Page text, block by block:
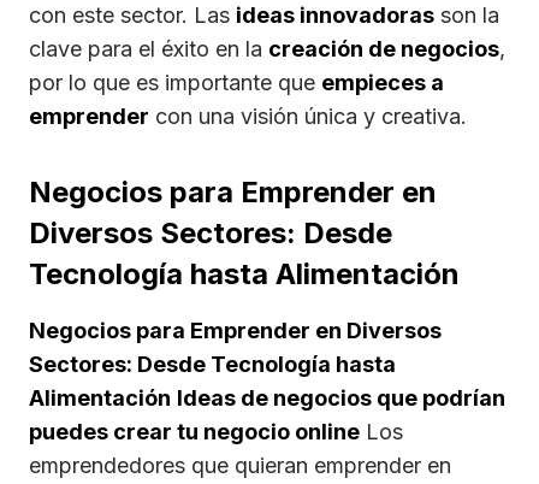
con este sector. Las ideas innovadoras son la
clave para el éxito en la creación de negocios,
por lo que es importante que empieces a
emprender con una visión única y creativa.
Negocios para Emprender en
Diversos Sectores: Desde
Tecnología hasta Alimentación
Negocios para Emprender en Diversos
Sectores: Desde Tecnología hasta
Alimentación Ideas de negocios que podrían
puedes crear tu negocio online Los
emprendedores que quieran emprender en